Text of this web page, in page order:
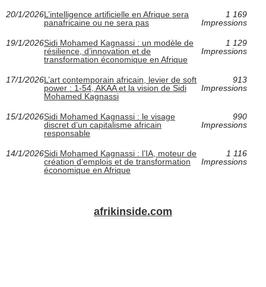
20/1/2026L’intelligence artificielle en Afrique sera
panafricaine ou ne sera pas
1 169
Impressions
19/1/2026Sidi Mohamed Kagnassi : un modèle de
résilience, d’innovation et de
transformation économique en Afrique
1 129
Impressions
17/1/2026L’art contemporain africain, levier de soft
power : 1-54, AKAA et la vision de Sidi
Mohamed Kagnassi
913
Impressions
15/1/2026Sidi Mohamed Kagnassi : le visage
discret d’un capitalisme africain
responsable
990
Impressions
14/1/2026Sidi Mohamed Kagnassi : l’IA, moteur de
création d’emplois et de transformation
économique en Afrique
1 116
Impressions
afrikinside.com